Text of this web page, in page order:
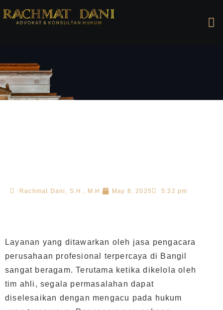
Rachmat Dani, S.H., M.H. May 8, 2025 5:32 pm
Layanan yang ditawarkan oleh jasa pengacara
perusahaan profesional terpercaya di Bangil
sangat beragam. Terutama ketika dikelola oleh
tim ahli, segala permasalahan dapat
diselesaikan dengan mengacu pada hukum